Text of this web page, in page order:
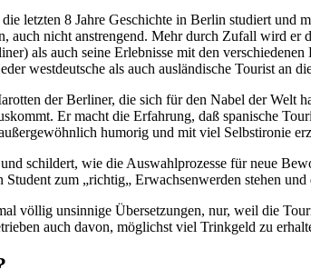
letzten 8 Jahre Geschichte in Berlin studiert
nicht anstrengend. Mehr durch Zufall wird er
als auch seine Erlebnisse mit den
westdeutsche als auch ausländische Tourist an
der Berliner, die sich für den Nabel der Welt
Er macht die Erfahrung, daß spanische
humorig und mit viel Selbstironie
schildert, wie die Auswahlprozesse für neue
zum „richtig„ Erwachsenwerden stehen
völlig unsinnige Übersetzungen, nur, weil die
auch davon, möglichst viel Trinkgeld zu